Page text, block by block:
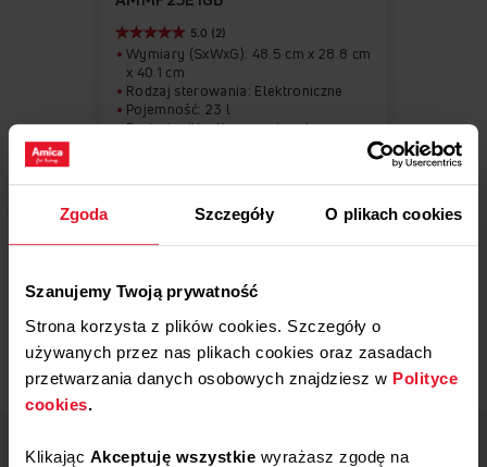
Zgoda Szczegóły O plikach cookies
Szanujemy Twoją prywatność
Strona korzysta z plików cookies. Szczegóły o
używanych przez nas plikach cookies oraz zasadach
przetwarzania danych osobowych znajdziesz w Polityce
cookies.
Klikając Akceptuję wszystkie wyrażasz zgodę na
Powiadom mnie o dostępności
5.0 (2)
Wymiary (SxWxG): 48.5 cm x 28.8 cm
x 40.1 cm
Rodzaj sterowania: Elektroniczne
Pojemność: 23 l
Rodzaj grilla: Konwencjonalny
1 / 7